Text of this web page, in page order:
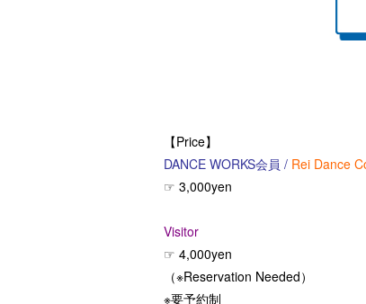
【Price】
DANCE WORKS会員 / Rei Dance
☞ 3,000yen
Visitor
☞ 4,000yen
（※Reservation Needed）
※要予約制